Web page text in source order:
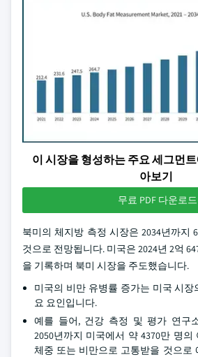
이 시장을 형성하는 주요 세그먼
아보기
무료 PDF 다운로드
북미의 체지방 측정 시장은 2034년까지
것으로 전망됩니다. 미국은 2024년 2억
을 기록하며 북미 시장을 주도했습니다.
미국의 비만 유병률 증가는 미국 시
요 요인입니다.
예를 들어, 건강 측정 및 평가 연구
2050년까지 미국에서 약 4370만 명
체중 또는 비만으로 고통받을 것으로